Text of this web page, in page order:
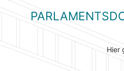
Hier